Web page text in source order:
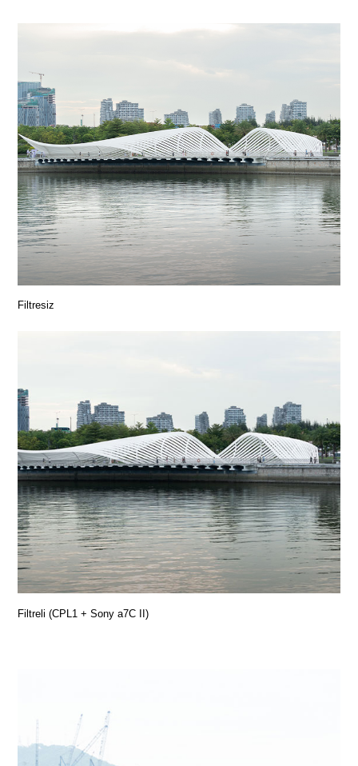
Filtresiz
Filtreli (CPL1 + Sony a7C II)